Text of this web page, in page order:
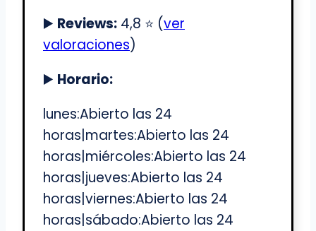
▶️ Reviews: 4,8 ⭐️ (ver
valoraciones)
▶️ Horario:
lunes:Abierto las 24
horas|martes:Abierto las 24
horas|miércoles:Abierto las 24
horas|jueves:Abierto las 24
horas|viernes:Abierto las 24
horas|sábado:Abierto las 24